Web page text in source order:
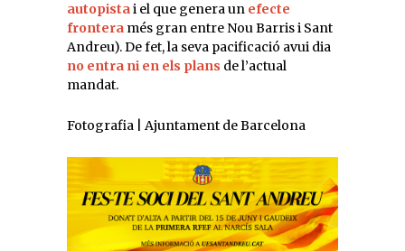
autopistai el que genera un efecte
frontera més gran entre Nou Barris i Sant
Andreu). De fet, la seva pacificació avui dia
no entra ni en els plans de l’actual
mandat.
Fotografia | Ajuntament de Barcelona